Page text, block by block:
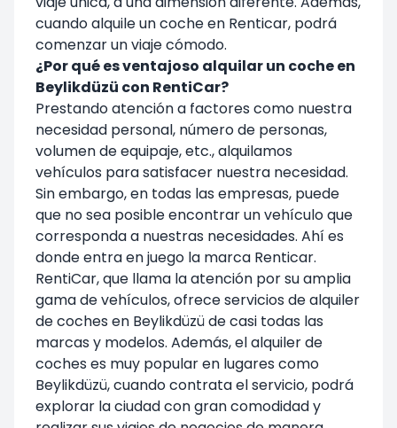
cuando alquile un coche en Renticar, podrá
comenzar un viaje cómodo.
¿Por qué es ventajoso alquilar un coche en
Beylikdüzü con RentiCar?
Prestando atención a factores como nuestra
necesidad personal, número de personas,
volumen de equipaje, etc., alquilamos
vehículos para satisfacer nuestra necesidad.
Sin embargo, en todas las empresas, puede
que no sea posible encontrar un vehículo que
corresponda a nuestras necesidades. Ahí es
donde entra en juego la marca Renticar.
RentiCar, que llama la atención por su amplia
gama de vehículos, ofrece servicios de alquiler
de coches en Beylikdüzü de casi todas las
marcas y modelos. Además, el alquiler de
coches es muy popular en lugares como
Beylikdüzü, cuando contrata el servicio, podrá
explorar la ciudad con gran comodidad y